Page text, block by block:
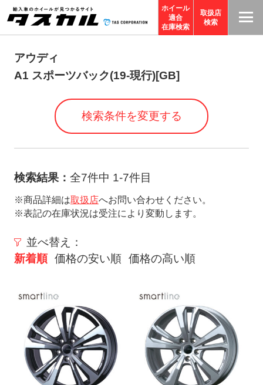
ホイール
適合
在庫検索
取扱店
検索
アウディ
A1 スポーツバック(19-現行)[GB]
検索条件を変更する
検索結果： 全7件中 1-7件目
※商品詳細は取扱店へお問い合わせください。
※表記の在庫状況は受注により変動します。
並べ替え：
新着順 価格の安い順 価格の高い順
T